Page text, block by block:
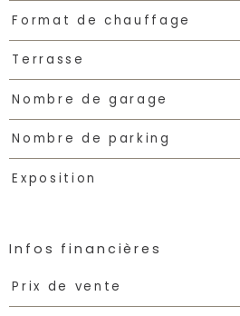
Format de chauffage
Terrasse
Nombre de garage
Nombre de parking
Exposition
Infos financières
Caractéristiques Valeurs
Prix de vente